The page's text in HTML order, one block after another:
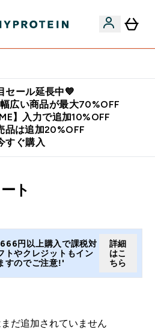
セール延長中💙
広い商品が最大70%OFF
】入力で追加10%OFF
品は追加20%OFF
すぐ購入
ト
円以上購入で課税対
トやクレジットもイン
すのでご注意!'
詳細
はこ
ちら
だ追加されていません